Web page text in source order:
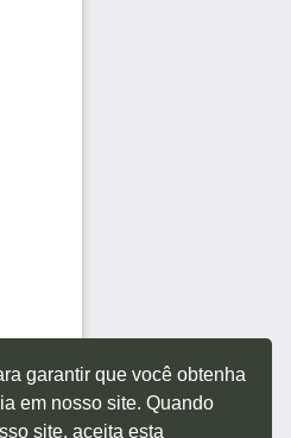
garantir que você obtenha
em nosso site. Quando
site, aceita esta